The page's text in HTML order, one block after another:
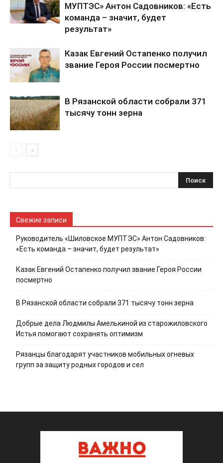
МУПТЭС» Антон Садовников: «Есть
команда – значит, будет
результат»
Казак Евгений Остапенко получил
звание Героя России посмертно
В Рязанской области собрали 371
тысячу тонн зерна
Свежие записи
Руководитель «Шиловское МУПТЭС» Антон Садовников:
«Есть команда – значит, будет результат»
Казак Евгений Остапенко получил звание Героя России
посмертно
В Рязанской области собрали 371 тысячу тонн зерна
Добрые дела Людмилы Амелькиной из старожиловского
Истья помогают сохранять оптимизм
Рязанцы благодарят участников мобильных огневых
групп за защиту родных городов и сел